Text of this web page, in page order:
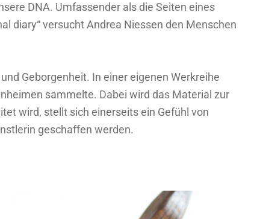
DNA. Umfassender als die Seiten eines
diary“ versucht Andrea Niessen den Menschen
Geborgenheit. In einer eigenen Werkreihe
sammelte. Dabei wird das Material zur
wird, stellt sich einerseits ein Gefühl von
geschaffen werden.